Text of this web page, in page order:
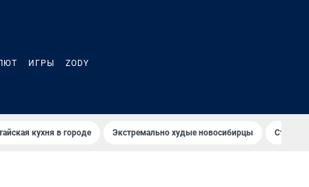
ИГРЫ ZODY
кухня в городе Экстремально худые новосибирцы Старт